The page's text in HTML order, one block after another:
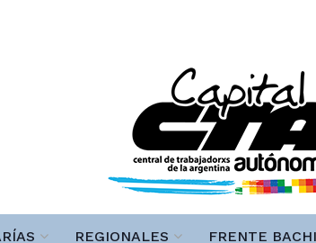
REGIONALES FRENTE